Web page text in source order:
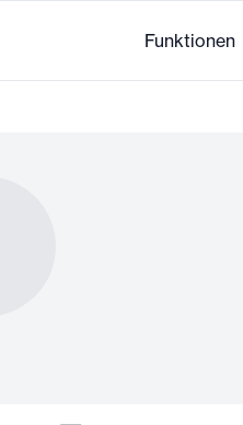
Funktionen